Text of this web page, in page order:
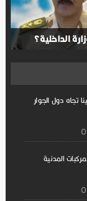
الداخلية؟
تجاه دول الجوار
المدنية